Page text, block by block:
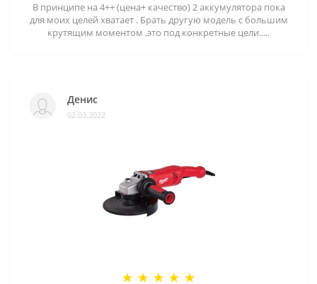
В принципе на 4++ (цена+ качество) 2 аккумулятора пока
для моих целей хватает . Брать другую модель с большим
крутящим моментом ,это под конкретные цели.....
Денис
02.03.2022